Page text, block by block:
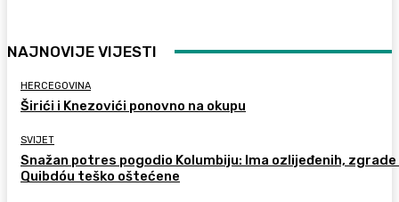
NAJNOVIJE VIJESTI
HERCEGOVINA
Širići i Knezovići ponovno na okupu
SVIJET
Snažan potres pogodio Kolumbiju: Ima ozlijeđenih, zgrade
Quibdóu teško oštećene